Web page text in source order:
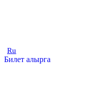
Ru
Билет алырга